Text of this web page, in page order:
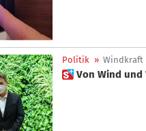
Politik » Windkraft
 Von Wind